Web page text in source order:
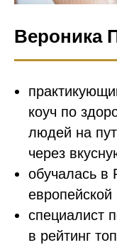
Вероника
коуч по
людей на
через
обучалась
специалист
в рейтинг